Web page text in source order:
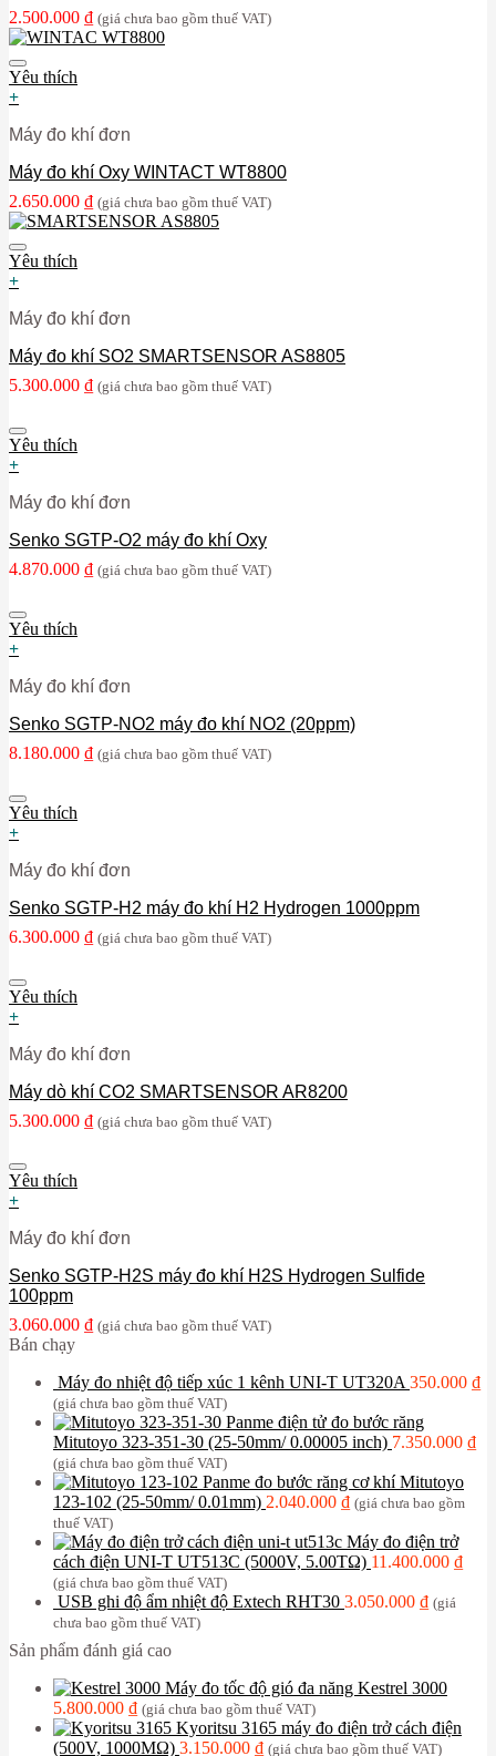
2.500.000 ₫ (giá chưa bao gồm thuế VAT)
Yêu thích
+
Máy đo khí đơn
Máy đo khí Oxy WINTACT WT8800
2.650.000 ₫ (giá chưa bao gồm thuế VAT)
Yêu thích
+
Máy đo khí đơn
Máy đo khí SO2 SMARTSENSOR AS8805
5.300.000 ₫ (giá chưa bao gồm thuế VAT)
Yêu thích
+
Máy đo khí đơn
Senko SGTP-O2 máy đo khí Oxy
4.870.000 ₫ (giá chưa bao gồm thuế VAT)
Yêu thích
+
Máy đo khí đơn
Senko SGTP-NO2 máy đo khí NO2 (20ppm)
8.180.000 ₫ (giá chưa bao gồm thuế VAT)
Yêu thích
+
Máy đo khí đơn
Senko SGTP-H2 máy đo khí H2 Hydrogen 1000ppm
6.300.000 ₫ (giá chưa bao gồm thuế VAT)
Yêu thích
+
Máy đo khí đơn
Máy dò khí CO2 SMARTSENSOR AR8200
5.300.000 ₫ (giá chưa bao gồm thuế VAT)
Yêu thích
+
Máy đo khí đơn
Senko SGTP-H2S máy đo khí H2S Hydrogen Sulfide
100ppm
3.060.000 ₫ (giá chưa bao gồm thuế VAT)
Bán chạy
Máy đo nhiệt độ tiếp xúc 1 kênh UNI-T UT320A 350.000 ₫
(giá chưa bao gồm thuế VAT)
Panme điện tử đo bước răng
Mitutoyo 323-351-30 (25-50mm/ 0.00005 inch) 7.350.000 ₫
(giá chưa bao gồm thuế VAT)
Panme đo bước răng cơ khí Mitutoyo
123-102 (25-50mm/ 0.01mm) 2.040.000 ₫ (giá chưa bao gồm
thuế VAT)
Máy đo điện trở
cách điện UNI-T UT513C (5000V, 5.00TΩ) 11.400.000 ₫
(giá chưa bao gồm thuế VAT)
USB ghi độ ẩm nhiệt độ Extech RHT30 3.050.000 ₫ (giá
chưa bao gồm thuế VAT)
Sản phẩm đánh giá cao
Máy đo tốc độ gió đa năng Kestrel 3000
5.800.000 ₫ (giá chưa bao gồm thuế VAT)
Kyoritsu 3165 máy đo điện trở cách điện
(500V, 1000MΩ) 3.150.000 ₫ (giá chưa bao gồm thuế VAT)